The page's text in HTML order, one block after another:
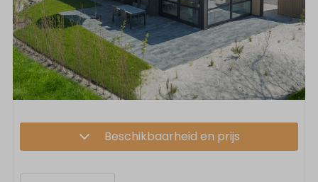
Beschikbaarheid en prijs